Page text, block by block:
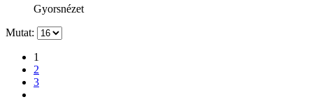
Gyorsnézet
Mutat:
1
2
3